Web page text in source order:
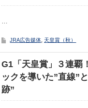
…
JRA広告媒体 天皇賞（秋）
G1「天皇賞」３連覇
ックを導いた”直線”
跡”